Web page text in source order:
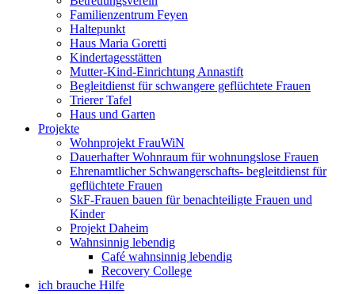
Familienzentrum Feyen
Haltepunkt
Haus Maria Goretti
Kindertagesstätten
Mutter-Kind-Einrichtung Annastift
Begleitdienst für schwangere geflüchtete Frauen
Trierer Tafel
Haus und Garten
Projekte
Wohnprojekt FrauWiN
Dauerhafter Wohnraum für wohnungslose Frauen
Ehrenamtlicher Schwangerschafts- begleitdienst für
geflüchtete Frauen
SkF-Frauen bauen für benachteiligte Frauen und
Kinder
Projekt Daheim
Wahnsinnig lebendig
Café wahnsinnig lebendig
Recovery College
ich brauche Hilfe